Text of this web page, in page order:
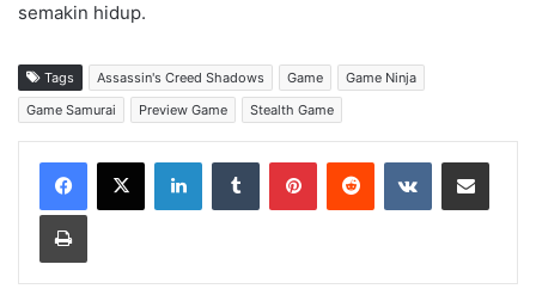
semakin hidup.
Tags Assassin's Creed Shadows Game
Game Ninja
Game Samurai
Preview Game Stealth Game